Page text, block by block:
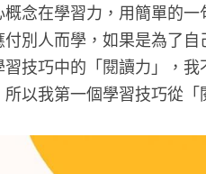
念在學習力，用簡單的
別人而學，如果是為了
技巧中的「閱讀力」，
以我第一個學習技巧從「